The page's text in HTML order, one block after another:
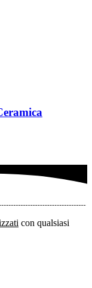
con qualsiasi